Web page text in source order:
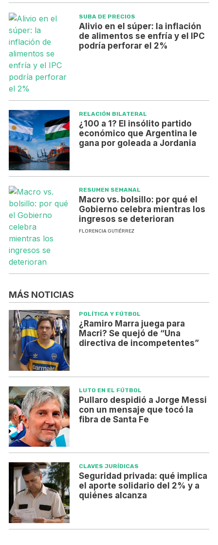
SUBA DE PRECIOS
Alivio en el súper: la inflación
de alimentos se enfría y el IPC
podría perforar el 2%
RELACIÓN BILATERAL
¿100 a 1? El insólito partido
económico que Argentina le
gana por goleada a Jordania
RESUMEN SEMANAL
Macro vs. bolsillo: por qué el
Gobierno celebra mientras los
ingresos se deterioran
FLORENCIA GUTIÉRREZ
MÁS NOTICIAS
POLÍTICA Y FÚTBOL
¿Ramiro Marra juega para
Macri? Se quejó de “Una
directiva de incompetentes”
LUTO EN EL FÚTBOL
Pullaro despidió a Jorge Messi
con un mensaje que tocó la
fibra de Santa Fe
CLAVES JURÍDICAS
Seguridad privada: qué implica
el aporte solidario del 2% y a
quiénes alcanza